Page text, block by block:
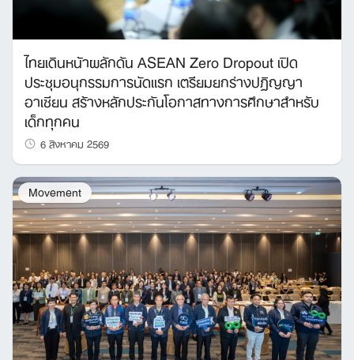
ไทยเดินหน้าผลักดัน ASEAN Zero Dropout เปิด
ประชุมอนุกรรมการนัดแรก เตรียมยกร่างปฏิญญา
อาเซียน สร้างหลักประกันโอกาสทางการศึกษาสำหรับ
เด็กทุกคน
6 สิงหาคม 2569
Movement